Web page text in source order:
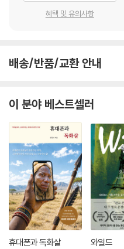
마지막으로 그곳에 사는 사람들
본 석양, 리투아니아 빌뉴스의 골
유럽 스케치 여행을 시작한지 어
와 버스, 배를 타고 유럽의 작은
을 수채화로 담았다. 책장을 넘길
정다운 유럽 속으로 빠져들 것이다.
혜택 및 유의사항
배송/반품/교환 안내
이 분야 베스트셀러
휴대폰과 독화살 와일드